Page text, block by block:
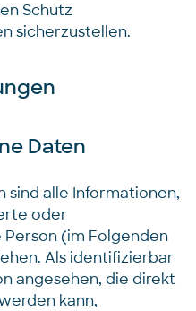
Schutz
sicherzustellen.
Daten
sind alle Informationen,
oder
(im Folgenden
Als identifizierbar
angesehen, die direkt
kann,